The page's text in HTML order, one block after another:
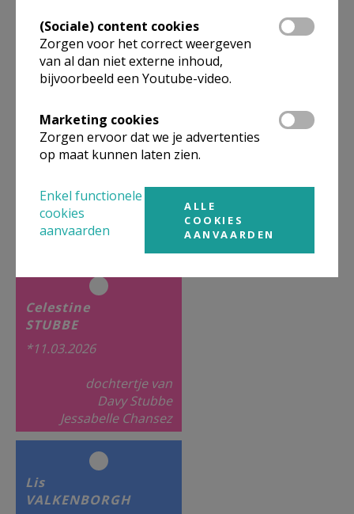
zoontje van
Stijn Poesen
Linda Max
24.05.2026
Celestine
STUBBE
*11.03.2026
dochtertje van
Davy Stubbe
Jessabelle Chansez
Lis
VALKENBORGH
(Sociale) content cookies
Zorgen voor het correct weergeven
van al dan niet externe inhoud,
bijvoorbeeld een Youtube-video.
Marketing cookies
Zorgen ervoor dat we je advertenties
op maat kunnen laten zien.
Enkel functionele
cookies
aanvaarden
ALLE
COOKIES
AANVAARDEN